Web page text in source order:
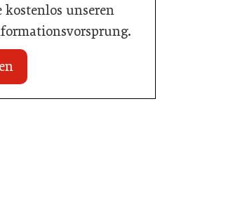
unseren